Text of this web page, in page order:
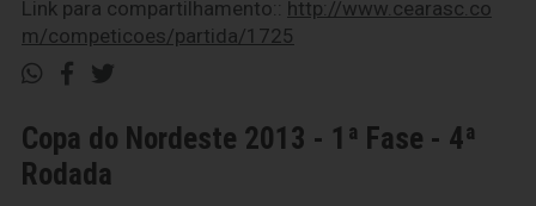
Link para compartilhamento:: http://www.cearasc.co
m/competicoes/partida/1725
Copa do Nordeste 2013 - 1ª Fase - 4ª
Rodada